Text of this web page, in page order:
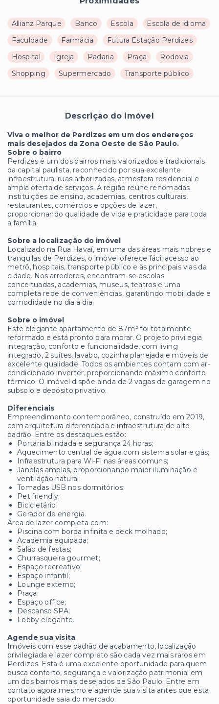
Allianz Parque Banco Escola
Escola de idioma
Faculdade
Farmácia
Futura Estação Perdizes
Hospital
Igreja Padaria Praça
Rodovia
Shopping
Supermercado Transporte público
Descrição do imóvel
Viva o melhor de Perdizes em um dos endereços
mais desejados da Zona Oeste de São Paulo.
Sobre o bairro
Perdizes é um dos bairros mais valorizados e tradicionais
da capital paulista, reconhecido por sua excelente
infraestrutura, ruas arborizadas, atmosfera residencial e
ampla oferta de serviços. A região reúne renomadas
instituições de ensino, academias, centros culturais,
restaurantes, comércios e opções de lazer,
proporcionando qualidade de vida e praticidade para toda
a família.
Sobre a localização do imóvel
Localizado na Rua Havaí, em uma das áreas mais nobres e
tranquilas de Perdizes, o imóvel oferece fácil acesso ao
metrô, hospitais, transporte público e às principais vias da
cidade. Nos arredores, encontram-se escolas
conceituadas, academias, museus, teatros e uma
completa rede de conveniências, garantindo mobilidade e
comodidade no dia a dia.
Sobre o imóvel
Este elegante apartamento de 87m² foi totalmente
reformado e está pronto para morar. O projeto privilegia
integração, conforto e funcionalidade, com living
integrado, 2 suítes, lavabo, cozinha planejada e móveis de
excelente qualidade. Todos os ambientes contam com ar-
condicionado inverter, proporcionando máximo conforto
térmico. O imóvel dispõe ainda de 2 vagas de garagem no
subsolo e depósito privativo.
Diferenciais
Empreendimento contemporâneo, construído em 2019,
com arquitetura diferenciada e infraestrutura de alto
padrão. Entre os destaques estão:
Portaria blindada e segurança 24 horas;
Aquecimento central de água com sistema solar e gás;
Infraestrutura para Wi-Fi nas áreas comuns;
Janelas amplas, proporcionando maior iluminação e
ventilação natural;
Tomadas USB nos dormitórios;
Pet friendly;
Bicicletário;
Gerador de energia.
Área de lazer completa com:
Piscina com borda infinita e deck molhado;
Academia equipada;
Salão de festas;
Churrasqueira gourmet;
Espaço recreativo;
Espaço infantil;
Lounge externo;
Praça;
Espaço office;
Descanso SPA;
Lobby elegante.
Agende sua visita
Imóveis com esse padrão de acabamento, localização
privilegiada e lazer completo são cada vez mais raros em
Perdizes. Esta é uma excelente oportunidade para quem
busca conforto, segurança e valorização patrimonial em
um dos bairros mais desejados de São Paulo. Entre em
contato agora mesmo e agende sua visita antes que esta
oportunidade saia do mercado.